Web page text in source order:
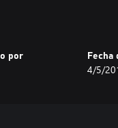
por Fecha
4/5/